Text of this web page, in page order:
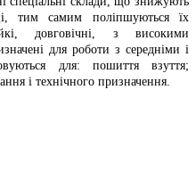
тим самим поліпшуються їх
довговічні, з високими
для роботи з середніми і
для: пошиття взуття;
і технічного призначення.